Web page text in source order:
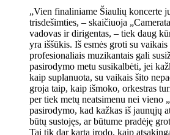
„Vien finaliniame Šiaulių koncerte
trisdešimties, – skaičiuoja
vadovas ir dirigentas, – tiek daug
yra iššūkis. Iš esmės groti su
profesionaliais muzikantais gali
pasirodymo metu susikalbėti, jei
kaip suplanuota, su vaikais šito
groja taip, kaip išmoko, orkestras
per tiek metų neatsimenu nei vieno
pasirodymo, kad kažkas iš jaunųjų
būtų sustojęs, ar būtume pradėję
Tai tik dar kartą įrodo, kaip